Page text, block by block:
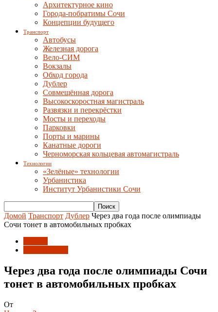
Архитектурное кино
Города-побратимы Сочи
Концепции будущего
Транспорт
Автобусы
Железная дорога
Вело-СИМ
Вокзалы
Обход города
Дублер
Совмещённая дорога
Высокоскоростная магистраль
Развязки и перекрёстки
Мосты и переходы
Парковки
Порты и марины
Канатные дороги
Черноморская кольцевая автомагистраль
Технологии
«Зелёные» технологии
Урбанистика
Институт Урбанистики Сочи
Домой Транспорт Дублер Через два года после олимпиады
Сочи тонет в автомобильных пробках
Через два года после олимпиады Сочи
тонет в автомобильных пробках
От